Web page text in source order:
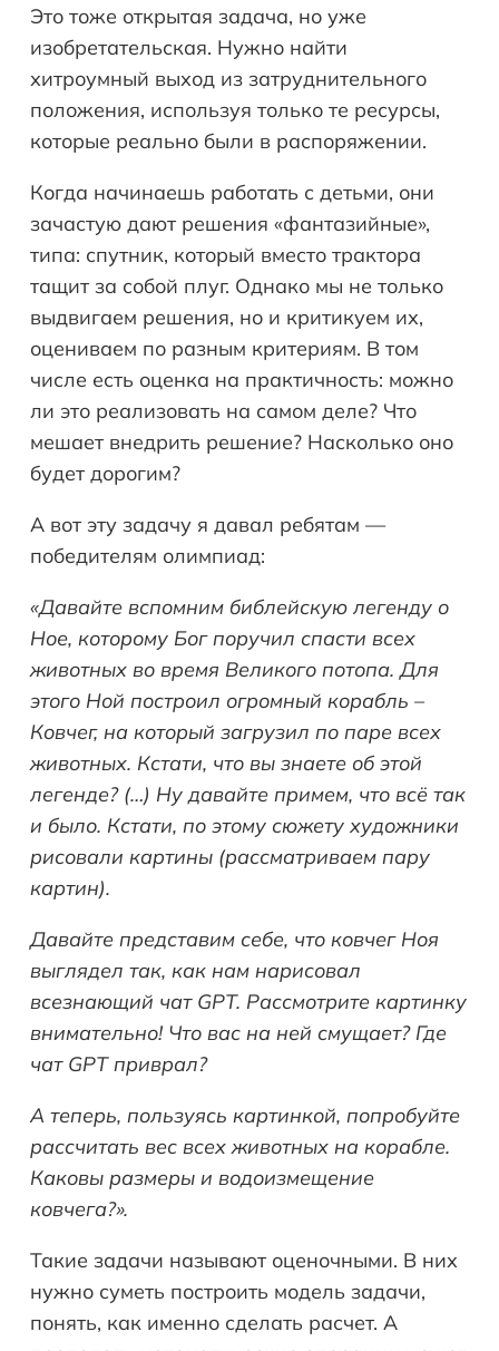
Это тоже открытая задача, но уже
изобретательская. Нужно найти
хитроумный выход из затруднительного
положения, используя только те ресурсы,
которые реально были в распоряжении.
Когда начинаешь работать с детьми, они
зачастую дают решения «фантазийные»,
типа: спутник, который вместо трактора
тащит за собой плуг. Однако мы не только
выдвигаем решения, но и критикуем их,
оцениваем по разным критериям. В том
числе есть оценка на практичность: можно
ли это реализовать на самом деле? Что
мешает внедрить решение? Насколько оно
будет дорогим?
А вот эту задачу я давал ребятам —
победителям олимпиад:
«Давайте вспомним библейскую легенду о
Ное, которому Бог поручил спасти всех
животных во время Великого потопа. Для
этого Ной построил огромный корабль –
Ковчег, на который загрузил по паре всех
животных. Кстати, что вы знаете об этой
легенде? (…) Ну давайте примем, что всё так
и было. Кстати, по этому сюжету художники
рисовали картины (рассматриваем пару
картин).
Давайте представим себе, что ковчег Ноя
выглядел так, как нам нарисовал
всезнающий чат GPT. Рассмотрите картинку
внимательно! Что вас на ней смущает? Где
чат GPTприврал?
А теперь, пользуясь картинкой, попробуйте
рассчитать вес всех животных на корабле.
Каковы размеры и водоизмещение
ковчега?».
Такие задачи называют оценочными. В них
нужно суметь построить модель задачи,
понять, как именно сделать расчет. А